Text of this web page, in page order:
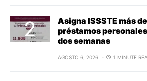
Asigna ISSSTE más
préstamos
dos semanas
AGOSTO 6, 2026 1 MINUTE